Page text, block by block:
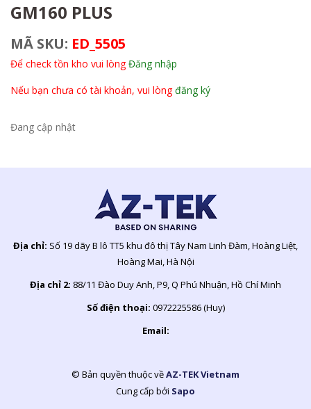
GM160 PLUS
MÃ SKU: ED_5505
Để check tồn kho vui lòngĐăng nhập
Nếu bạn chưa có tài khoản, vui lòngđăng ký
Đang cập nhật
Địa chỉ: Số 19 dãy B lô TT5 khu đô thị Tây Nam Linh Đàm, Hoàng Liệt,
Hoàng Mai, Hà Nội
Địa chỉ 2: 88/11 Đào Duy Anh, P9, Q Phú Nhuận, Hồ Chí Minh
Số điện thoại: 0972225586 (Huy)
Email:
© Bản quyền thuộc vềAZ-TEK Vietnam
Cung cấp bởi Sapo